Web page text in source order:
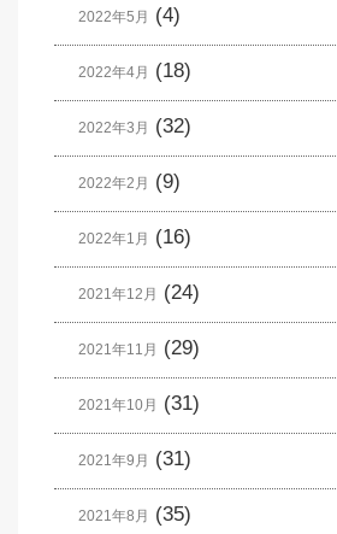
2022年5月 (4)
2022年4月 (18)
2022年3月 (32)
2022年2月 (9)
2022年1月 (16)
2021年12月 (24)
2021年11月 (29)
2021年10月 (31)
2021年9月 (31)
2021年8月 (35)